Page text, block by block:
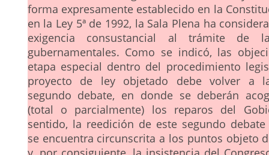
forma expresamente establecido en la
en la Ley 5ª de 1992, la Sala Plena ha
exigencia consustancial al trámite de
gubernamentales. Como se indicó, las
etapa especial dentro del procedimiento
proyecto de ley objetado debe volver a
segundo debate, en donde se deberán
(total o parcialmente) los reparos del
sentido, la reedición de este segundo
se encuentra circunscrita a los puntos objeto